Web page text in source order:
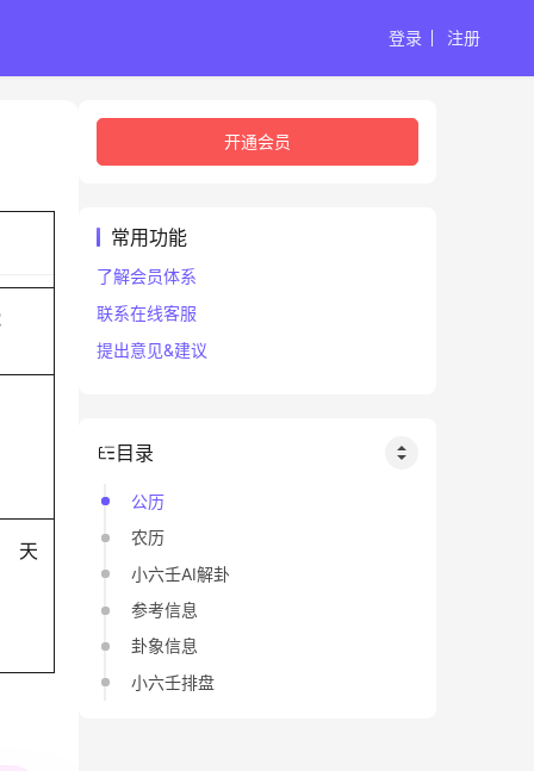
登录 注册
天
开通会员
常用功能
了解会员体系
联系在线客服
提出意见&建议
目录
公历
农历
小六壬AI解卦
参考信息
卦象信息
小六壬排盘